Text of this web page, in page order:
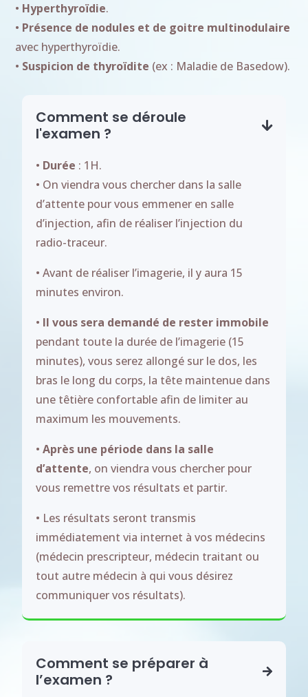
• Hyperthyroïdie.
• Présence de nodules et de goitre multinodulaire
avec hyperthyroïdie.
• Suspicion de thyroïdite (ex : Maladie de Basedow).
Comment se déroule
l'examen ?
• Durée : 1H.
• On viendra vous chercher dans la salle
d’attente pour vous emmener en salle
d’injection, afin de réaliser l’injection du
radio-traceur.
• Avant de réaliser l’imagerie, il y aura 15
minutes environ.
• Il vous sera demandé de rester immobile
pendant toute la durée de l’imagerie (15
minutes), vous serez allongé sur le dos, les
bras le long du corps, la tête maintenue dans
une têtière confortable afin de limiter au
maximum les mouvements.
•Après une période dans la salle
d’attente, on viendra vous chercher pour
vous remettre vos résultats et partir.
• Les résultats seront transmis
immédiatement via internet à vos médecins
(médecin prescripteur, médecin traitant ou
tout autre médecin à qui vous désirez
communiquer vos résultats).
Comment se préparer à
l’examen ?